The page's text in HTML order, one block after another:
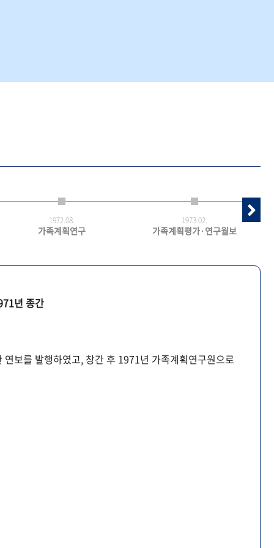
1972.08.
가족계획연구
1973.02.
가족계획평가·연구월보
년 종간
보를 발행하였고, 창간 후 1971년 가족계획연구원으로